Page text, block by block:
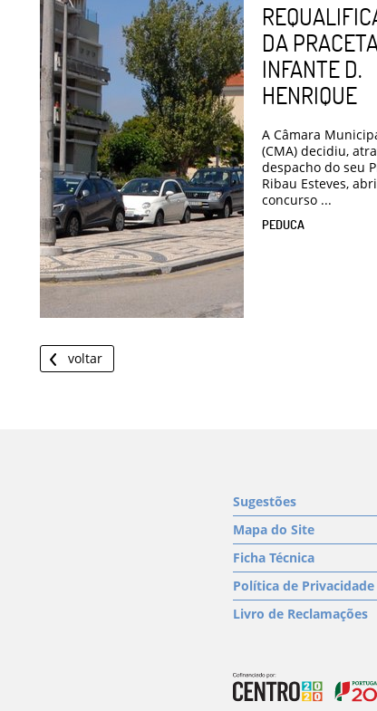
DA
INFANTE D.
HENRIQUE
A Câmara
(CMA) decidiu,
despacho do seu
Ribau Esteves,
concurso ...
PEDUCA
voltar
Sugestões
Mapa do Site
Ficha Técnica
Política de Privacidade
Livro de Reclamações